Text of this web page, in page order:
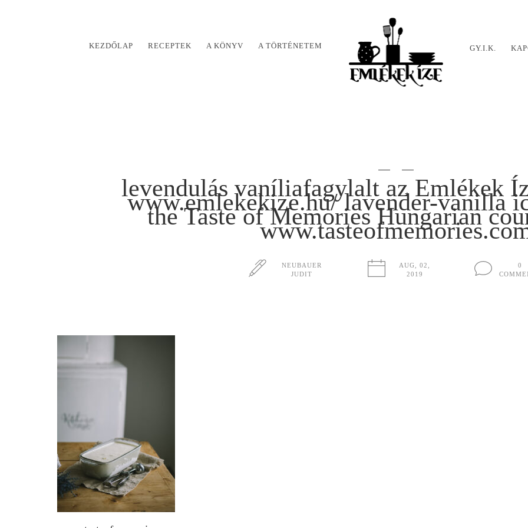
KEZDŐLAP RECEPTEK A KÖNYV A TÖRTÉNETEM GY.I.K.
levendulás vaníliafagylalt az Emlékek
www.emlekekize.hu/ lavender-vanilla
the Taste of Memories Hungarian
NEUBAUER
JUDIT
AUG, 02,
2019
0